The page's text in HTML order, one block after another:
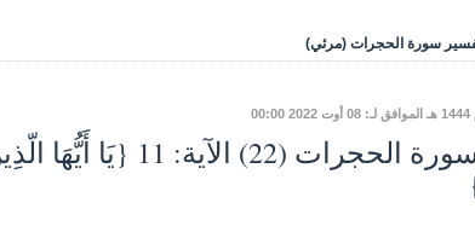
سورة الحجرات (مرئي)
تفسير سورة الحجرات